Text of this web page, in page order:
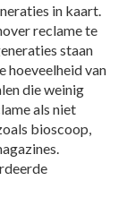
in kaart.
reclame te
staan
hoeveelheid van
die weinig
als niet
bioscoop,